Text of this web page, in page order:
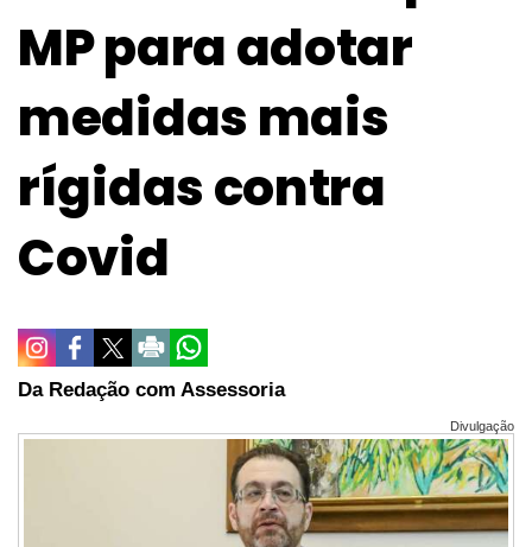
MP para adotar
medidas mais
rígidas contra
Covid
Da Redação com Assessoria
Divulgação